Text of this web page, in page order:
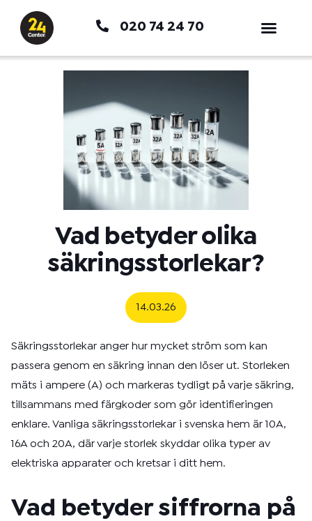
innehåll
020 74 24 70
Vad betyder olika
säkringsstorlekar?
14.03.26
Säkringsstorlekar anger hur mycket ström som kan
passera genom en säkring innan den löser ut. Storleken
mäts i ampere (A) och markeras tydligt på varje säkring,
tillsammans med färgkoder som gör identifieringen
enklare. Vanliga säkringsstorlekar i svenska hem är 10A,
16A och 20A, där varje storlek skyddar olika typer av
elektriska apparater och kretsar i ditt hem.
Vad betyder siffrorna på